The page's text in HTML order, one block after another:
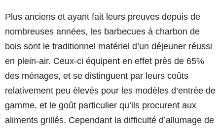
Plus anciens et ayant fait leurs preuves depuis de
nombreuses années, les barbecues à charbon de
bois sont le traditionnel matériel d’un déjeuner réussi
en plein-air. Ceux-ci équipent en effet près de 65%
des ménages, et se distinguent par leurs coûts
relativement peu élevés pour les modèles d’entrée de
gamme, et le goût particulier qu’ils procurent aux
aliments grillés. Cependant la difficulté d’allumage de